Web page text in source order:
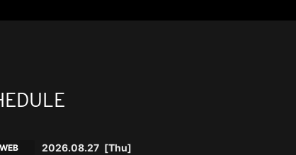
WEB 2026.08.27 [Thu]